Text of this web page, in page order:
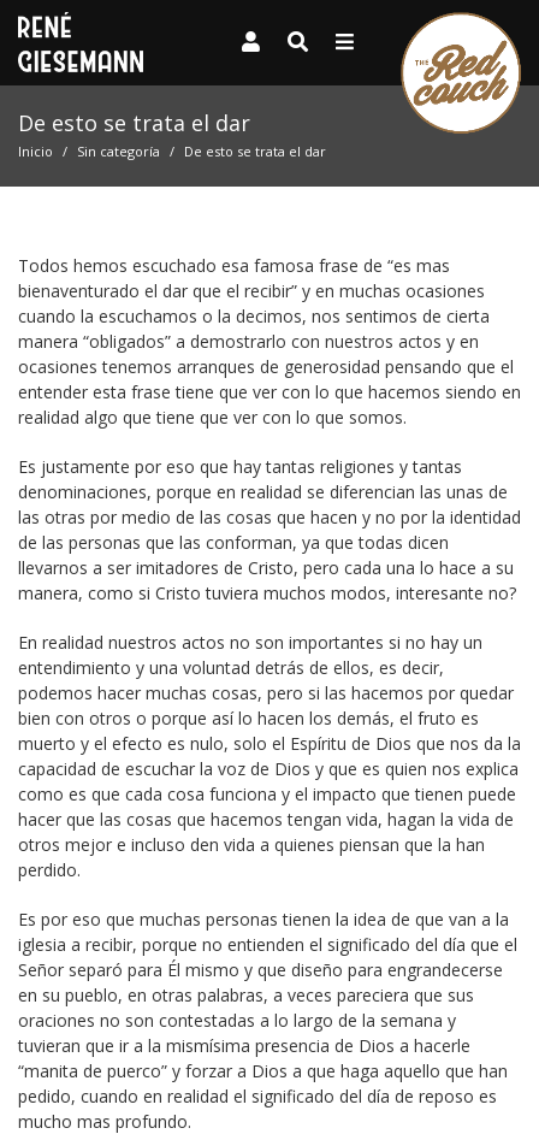
De esto se trata el dar
Inicio Sin categoría De esto se trata el dar
Todos hemos escuchado esa famosa frase de “es mas
bienaventurado el dar que el recibir” y en muchas ocasiones
cuando la escuchamos o la decimos, nos sentimos de cierta
manera “obligados” a demostrarlo con nuestros actos y en
ocasiones tenemos arranques de generosidad pensando que el
entender esta frase tiene que ver con lo que hacemos siendo en
realidad algo que tiene que ver con lo que somos.
Es justamente por eso que hay tantas religiones y tantas
denominaciones, porque en realidad se diferencian las unas de
las otras por medio de las cosas que hacen y no por la identidad
de las personas que las conforman, ya que todas dicen
llevarnos a ser imitadores de Cristo, pero cada una lo hace a su
manera, como si Cristo tuviera muchos modos, interesante no?
En realidad nuestros actos no son importantes si no hay un
entendimiento y una voluntad detrás de ellos, es decir,
podemos hacer muchas cosas, pero si las hacemos por quedar
bien con otros o porque así lo hacen los demás, el fruto es
muerto y el efecto es nulo, solo el Espíritu de Dios que nos da la
capacidad de escuchar la voz de Dios y que es quien nos explica
como es que cada cosa funciona y el impacto que tienen puede
hacer que las cosas que hacemos tengan vida, hagan la vida de
otros mejor e incluso den vida a quienes piensan que la han
perdido.
Es por eso que muchas personas tienen la idea de que van a la
iglesia a recibir, porque no entienden el significado del día que el
Señor separó para Él mismo y que diseño para engrandecerse
en su pueblo, en otras palabras, a veces pareciera que sus
oraciones no son contestadas a lo largo de la semana y
tuvieran que ir a la mismísima presencia de Dios a hacerle
“manita de puerco” y forzar a Dios a que haga aquello que han
pedido, cuando en realidad el significado del día de reposo es
mucho mas profundo.